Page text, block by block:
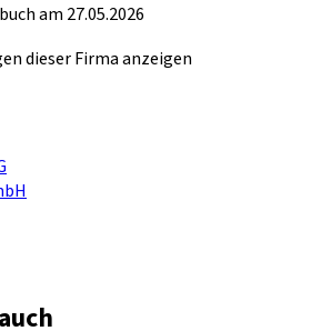
am 27.05.2026
dieser Firma anzeigen